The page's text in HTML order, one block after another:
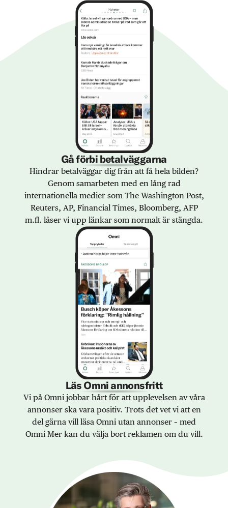
Gå förbi betalväggarna
Hindrar betalväggar dig från att få hela bilden?
Genom samarbeten med en lång rad
internationella medier som The Washington Post,
Reuters, AP, Financial Times, Bloomberg, AFP
m.fl. låser vi upp länkar som normalt är stängda.
Läs Omni annonsfritt
Vi på Omni jobbar hårt för att upplevelsen av våra
annonser ska vara positiv. Trots det vet vi att en
del gärna vill läsa Omni utan annonser – med
Omni Mer kan du välja bort reklamen om du vill.